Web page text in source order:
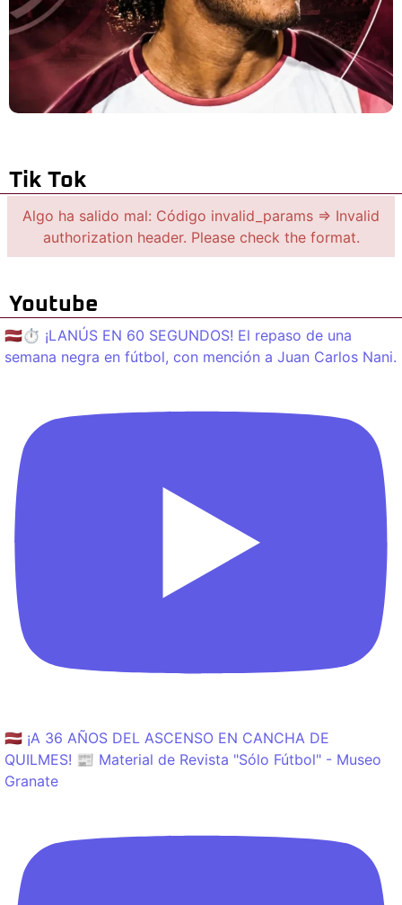
Tik Tok
Algo ha salido mal: Código invalid_params => Invalid
authorization header. Please check the format.
Youtube
🇱🇻⏱️ ¡LANÚS EN 60 SEGUNDOS! El repaso de una
semana negra en fútbol, con mención a Juan Carlos Nani.
🇱🇻 ¡A 36 AÑOS DEL ASCENSO EN CANCHA DE
QUILMES! 📰 Material de Revista "Sólo Fútbol" - Museo
Granate